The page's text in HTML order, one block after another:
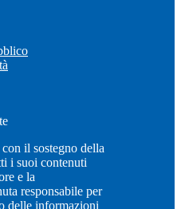
il sostegno della
i suoi contenuti
e la
responsabile per
delle informazioni